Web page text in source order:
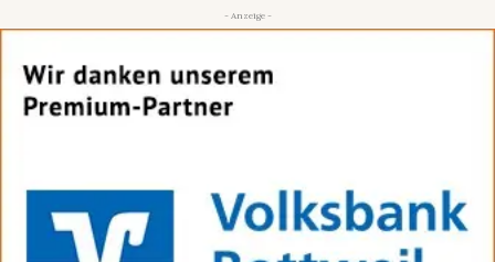
- Anzeige -